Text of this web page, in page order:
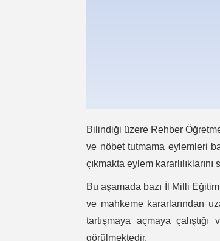
Bilindiği üzere Rehber
ve nöbet tutmama eylemleri
çıkmakta eylem kararlılıklarını
Bu aşamada bazı İl Milli
ve mahkeme kararlarından
tartışmaya açmaya
görülmektedir.